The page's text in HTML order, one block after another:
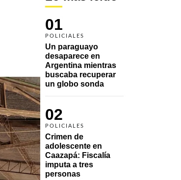
01
POLICIALES
Un paraguayo
desaparece en
Argentina mientras
buscaba recuperar
un globo sonda
02
POLICIALES
Crimen de
adolescente en
Caazapá: Fiscalía
imputa a tres
personas